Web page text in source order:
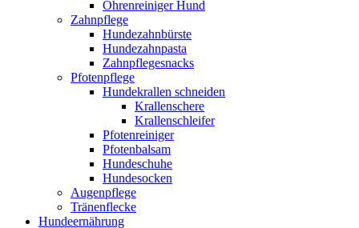
Ohrenreiniger Hund
Zahnpflege
Hundezahnbürste
Hundezahnpasta
Zahnpflegesnacks
Pfotenpflege
Hundekrallen schneiden
Krallenschere
Krallenschleifer
Pfotenreiniger
Pfotenbalsam
Hundeschuhe
Hundesocken
Augenpflege
Tränenflecke
Hundeernährung